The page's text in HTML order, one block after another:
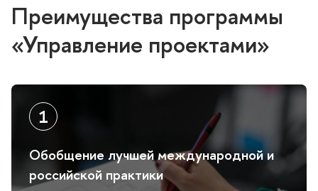
Преимущества программы
«Управление проектами»
Обобщение лучшей международной и
российской практики